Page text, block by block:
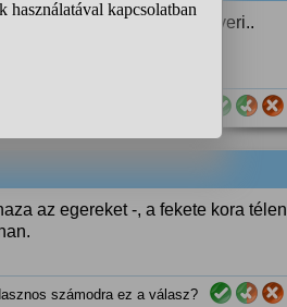
kinti fiú viszont jobban megveri..
az egereket -, a fekete kora télen
számodra ez a válasz?